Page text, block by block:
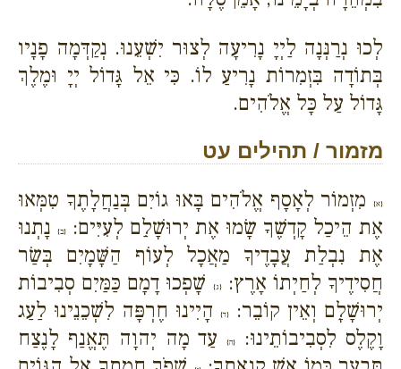
לְכוּ נְרַנְּנָה לַיְיָ נָרִיעָה לְצוּר יִשְׁעֵנוּ. נְקַדְּמָה פָנָיו
בְּתוֹדָה בִּזְמִרוֹת נָרִיעַ לוֹ. כִּי אֵל גָּדוֹל יְיָ וּמֶלֶךְ
גָּדוֹל עַל כָּל אֱלֹהִים.
מזמור / תהילים עט
{א}
מִזְמוֹר לְאָסָף אֱלֹהִים בָּאוּ גוֹיִם בְּנַחֲלָתֶךָ טִמְּאוּ
אֶת הֵיכַל קָדְשֶׁךָ שָׂמוּ אֶת יְרוּשָׁלִַם לְעִיִּים:
{ב}
נָתְנוּ
אֶת נִבְלַת עֲבָדֶיךָ מַאֲכָל לְעוֹף הַשָּׁמָיִם בְּשַׂר
חֲסִידֶיךָ לְחַיְתוֹ אָרֶץ:{ג}
שָׁפְכוּ דָמָם כַּמַּיִם סְבִיבוֹת
יְרוּשָׁלִָם וְאֵין קוֹבֵר:
{ד}הָיִינוּ חֶרְפָּה לִשְׁכֵנֵינוּ לַעַג
וָקֶלֶס לִסְבִיבוֹתֵינוּ:
{ה}עַד מָה יְהוָה תֶּאֱנַף לָנֶצַח